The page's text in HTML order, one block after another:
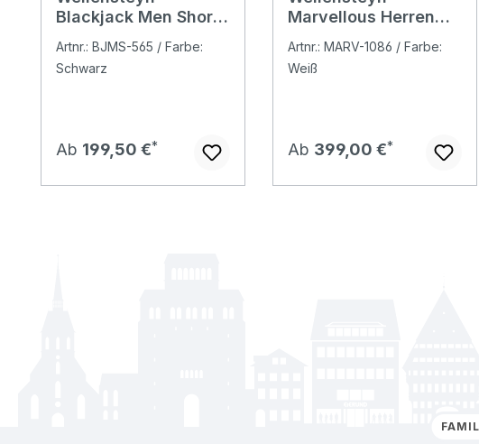
Blackjack Men Short
mat
Artnr.: BJMS-565 / Farbe:
Schwarz
Regulärer Preis:
Ab 199,50 €
Marvellous Herren
Artnr.: MARV-1086 / Farbe:
Weiß
Regulärer Preis:
Ab 399,00 €